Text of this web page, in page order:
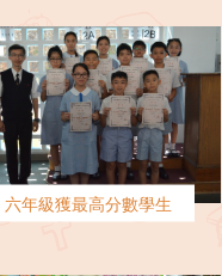
六年級獲最高分數學生